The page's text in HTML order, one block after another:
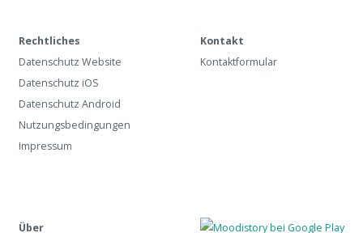
Rechtliches
Datenschutz Website
Datenschutz iOS
Datenschutz Android
Nutzungsbedingungen
Impressum
Kontakt
Kontaktformular
Über